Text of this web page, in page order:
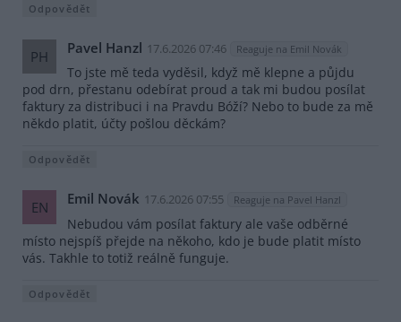
Odpovědět
PH Pavel Hanzl 17.6.2026 07:46 Reaguje na Emil Novák
To jste mě teda vyděsil, když mě klepne a půjdu
pod drn, přestanu odebírat proud a tak mi budou posílat
faktury za distribuci i na Pravdu Bóží? Nebo to bude za mě
někdo platit, účty pošlou děckám?
Odpovědět
EN Emil Novák 17.6.2026 07:55 Reaguje na Pavel Hanzl
Nebudou vám posílat faktury ale vaše odběrné
místo nejspíš přejde na někoho, kdo je bude platit místo
vás. Takhle to totiž reálně funguje.
Odpovědět